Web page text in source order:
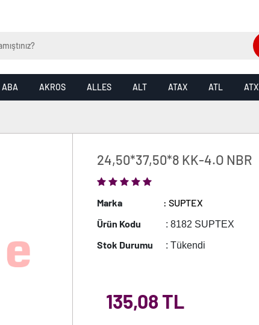
ABA AKROS ALLES ALT ATAX ATL ATX
24,50*37,50*8 KK-4.O NBR
Marka
: SUPTEX
Ürün Kodu
: 8182 SUPTEX
Stok Durumu : Tükendi
135,08 TL